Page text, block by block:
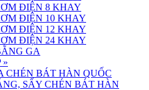
ĐIỆN 8 KHAY
ĐIỆN 10 KHAY
ĐIỆN 12 KHAY
ĐIỆN 24 KHAY
GA
»
CHÉN BÁT HÀN QUỐC
SẤY CHÉN BÁT HÀN